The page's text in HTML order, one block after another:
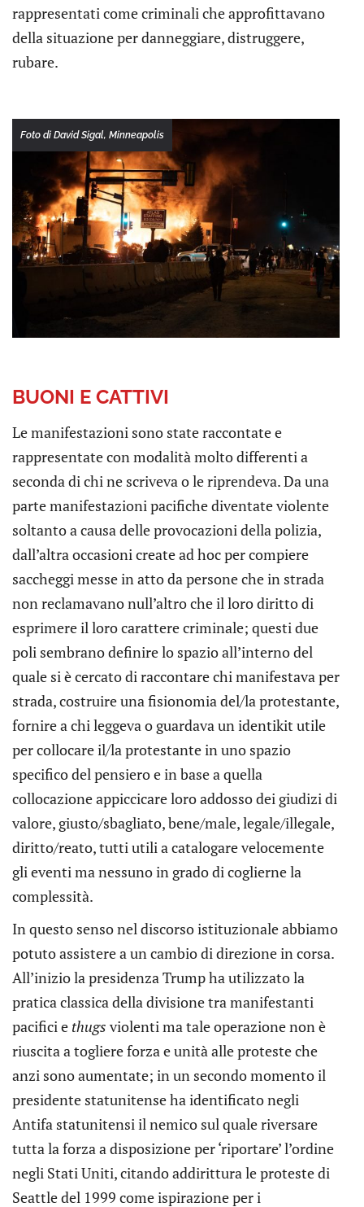
rappresentati come criminali che approfittavano
della situazione per danneggiare, distruggere,
rubare.
Foto di David Sigal, Minneapolis
BUONI E CATTIVI
Le manifestazioni sono state raccontate e
rappresentate con modalità molto differenti a
seconda di chi ne scriveva o le riprendeva. Da una
parte manifestazioni pacifiche diventate violente
soltanto a causa delle provocazioni della polizia,
dall’altra occasioni create ad hoc per compiere
saccheggi messe in atto da persone che in strada
non reclamavano null’altro che il loro diritto di
esprimere il loro carattere criminale; questi due
poli sembrano definire lo spazio all’interno del
quale si è cercato di raccontare chi manifestava per
strada, costruire una fisionomia del/la protestante,
fornire a chi leggeva o guardava un identikit utile
per collocare il/la protestante in uno spazio
specifico del pensiero e in base a quella
collocazione appiccicare loro addosso dei giudizi di
valore, giusto/sbagliato, bene/male, legale/illegale,
diritto/reato, tutti utili a catalogare velocemente
gli eventi ma nessuno in grado di coglierne la
complessità.
In questo senso nel discorso istituzionale abbiamo
potuto assistere a un cambio di direzione in corsa.
All’inizio la presidenza Trump ha utilizzato la
pratica classica della divisione tra manifestanti
pacifici e thugs violenti ma tale operazione non è
riuscita a togliere forza e unità alle proteste che
anzi sono aumentate; in un secondo momento il
presidente statunitense ha identificato negli
Antifa statunitensi il nemico sul quale riversare
tutta la forza a disposizione per ‘riportare’ l’ordine
negli Stati Uniti, citando addirittura le proteste di
Seattle del 1999 come ispirazione per i